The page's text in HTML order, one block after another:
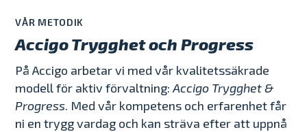
VÅR METODIK
Accigo Trygghet och Progress
På Accigo arbetar vi med vår kvalitetssäkrade
modell för aktiv förvaltning:Accigo Trygghet &
Progress. Med vår kompetens och erfarenhet får
ni en trygg vardag och kan sträva efter att uppnå